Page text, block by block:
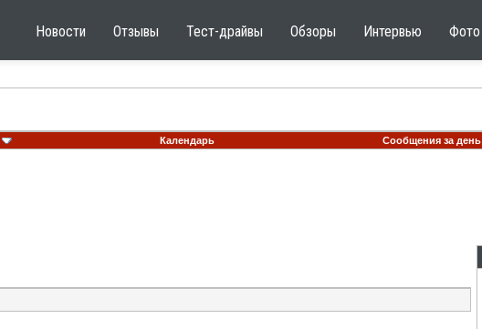
Новости Отзывы Тест-драйвы Обзоры Интервью Фото
Календарь Сообщения за день